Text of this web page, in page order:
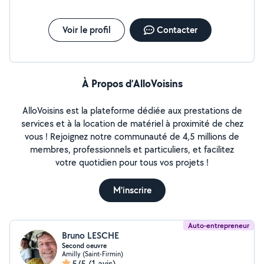
Voir le profil Contacter
À Propos d’AlloVoisins
AlloVoisins est la plateforme dédiée aux prestations de
services et à la location de matériel à proximité de chez
vous ! Rejoignez notre communauté de 4,5 millions de
membres, professionnels et particuliers, et facilitez
votre quotidien pour tous vos projets !
M'inscrire
Auto-entrepreneur
Bruno LESCHE
Second oeuvre
Amilly (Saint-Firmin)